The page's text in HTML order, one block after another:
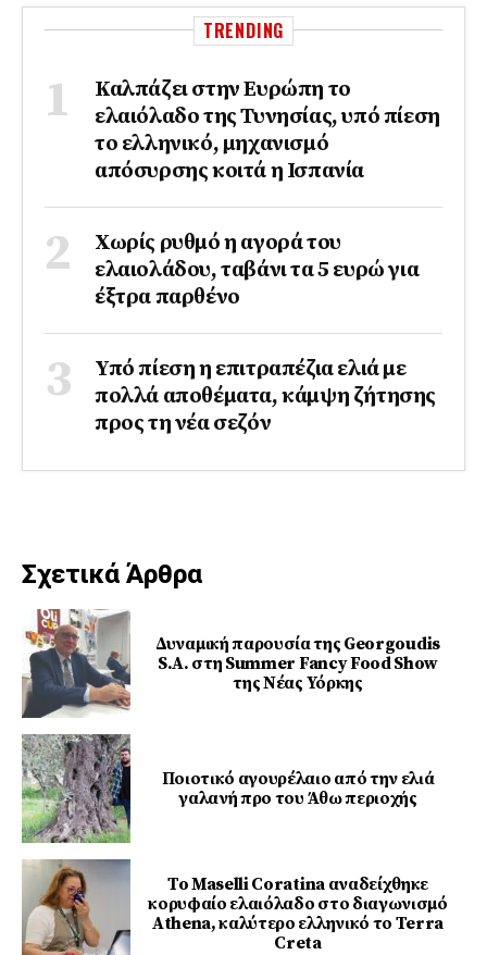
TRENDING
Καλπάζει στην Ευρώπη το
ελαιόλαδο της Τυνησίας, υπό πίεση
το ελληνικό, μηχανισμό
απόσυρσης κοιτά η Ισπανία
Χωρίς ρυθμό η αγορά του
ελαιολάδου, ταβάνι τα 5 ευρώ για
έξτρα παρθένο
Υπό πίεση η επιτραπέζια ελιά με
πολλά αποθέματα, κάμψη ζήτησης
προς τη νέα σεζόν
Σχετικά Άρθρα
Δυναμική παρουσία της Georgoudis
S.A. στη Summer Fancy Food Show
της Νέας Υόρκης
Ποιοτικό αγουρέλαιο από την ελιά
γαλανή προ του Άθω περιοχής
To Maselli Coratina αναδείχθηκε
κορυφαίο ελαιόλαδο στο διαγωνισμό
Athena, καλύτερο ελληνικό το Terra
Creta